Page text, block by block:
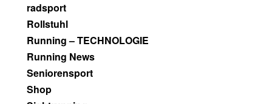
radsport
Rollstuhl
Running – TECHNOLOGIE
Running News
Seniorensport
Shop